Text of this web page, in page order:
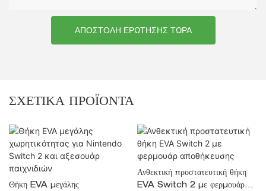
ΑΠΟΣΤΟΛΉ ΕΡΏΤΗΣΗΣ ΤΏΡΑ
ΣΧΕΤΙΚΆ ΠΡΟΪΌΝΤΑ
Θήκη EVA μεγάλης
Ανθεκτική προστατευτική θήκη
EVA Switch 2 με φερμουάρ